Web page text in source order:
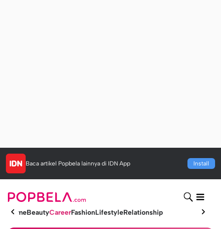
Baca artikel Popbela lainnya di IDN App Install
HomeBeautyCareerFashionLifestyleRelationship